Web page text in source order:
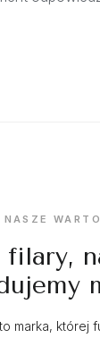
NASZE
filary,
marka, której